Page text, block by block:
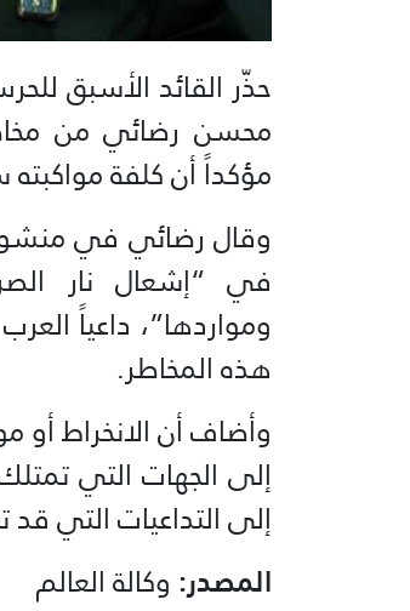
حذّر القائد الأسبق
محسن رضائي من
مؤكداً أن كلفة
وقال رضائي في
في “إشعال نار
ومواردها”، داعياً
هذه المخاطر.
وأضاف أن الانخراط أو
إلى الجهات التي
إلى التداعيات التي
المصدر: وكالة العالم